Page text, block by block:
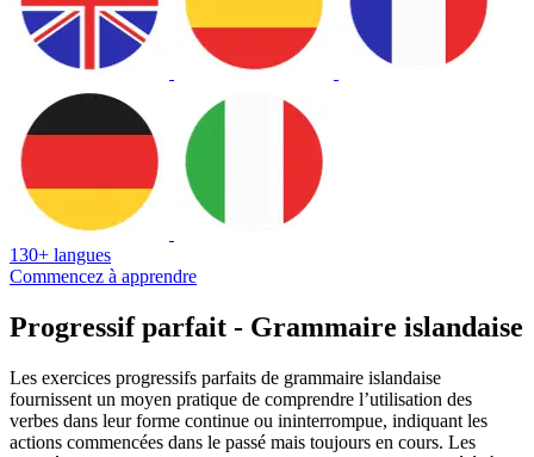
130+ langues
Commencez à apprendre
Progressif parfait - Grammaire islandaise
Les exercices progressifs parfaits de grammaire islandaise
fournissent un moyen pratique de comprendre l’utilisation des
verbes dans leur forme continue ou ininterrompue, indiquant les
actions commencées dans le passé mais toujours en cours. Les